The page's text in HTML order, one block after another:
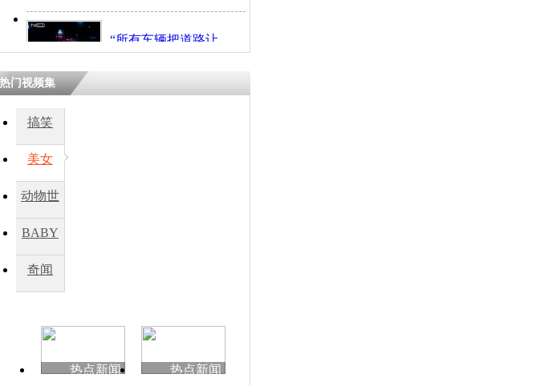
“所有车辆把道路让
开！”儿童突发疾病交
因
热门视频集
搞笑
美女
动物世
BABY
秀
奇闻
热点新闻
热点新闻